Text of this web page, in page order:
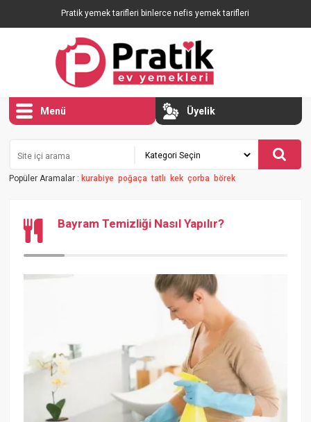
Pratik yemek tarifleri binlerce nefis yemek tarifleri
Menü Üyelik
Popüler Aramalar : kurabiye poğaça tatlı kek çorba börek
Bayram Temizliği Nasıl Yapılır?